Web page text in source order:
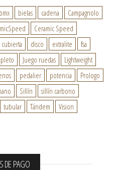
bielas cadena
Campagnolo
Ceramic Speed
cubierta disco extralite
fsa
Juego ruedas
Lightweight
pedalier potencia
Prologo
Sillín
sillín carbono
tubular Tándem
Vision
DE PAGO